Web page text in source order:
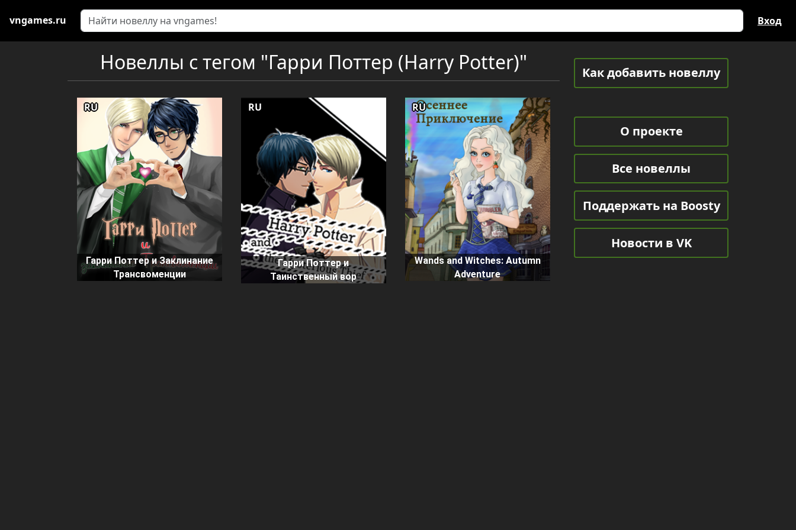
vngames.ru Вход
Новеллы с тегом "Гарри Поттер (Harry Potter)"
Гарри Поттер и Заклинание
Трансвоменции
RU
Гарри Поттер и
Таинственный вор
RU
Wands and Witches: Autumn
Adventure
RU
Как добавить новеллу
О проекте
Все новеллы
Поддержать на Boosty
Новости в VK